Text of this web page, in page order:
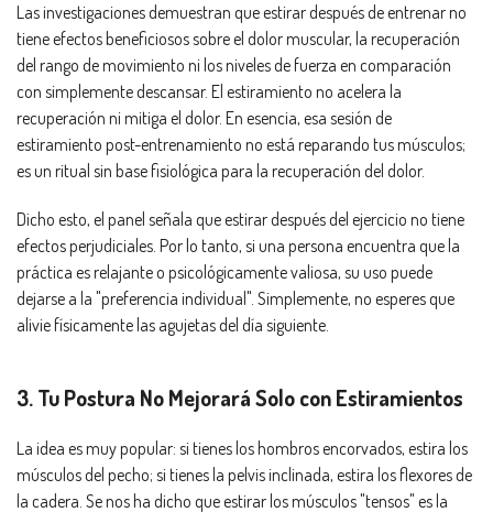
Las investigaciones demuestran que estirar después de entrenar no
tiene efectos beneficiosos sobre el dolor muscular, la recuperación
del rango de movimiento ni los niveles de fuerza en comparación
con simplemente descansar. El estiramiento no acelera la
recuperación ni mitiga el dolor. En esencia, esa sesión de
estiramiento post-entrenamiento no está reparando tus músculos;
es un ritual sin base fisiológica para la recuperación del dolor.
Dicho esto, el panel señala que estirar después del ejercicio no tiene
efectos perjudiciales. Por lo tanto, si una persona encuentra que la
práctica es relajante o psicológicamente valiosa, su uso puede
dejarse a la "preferencia individual". Simplemente, no esperes que
alivie físicamente las agujetas del día siguiente.
3. Tu Postura No Mejorará Solo con Estiramientos
La idea es muy popular: si tienes los hombros encorvados, estira los
músculos del pecho; si tienes la pelvis inclinada, estira los flexores de
la cadera. Se nos ha dicho que estirar los músculos "tensos" es la